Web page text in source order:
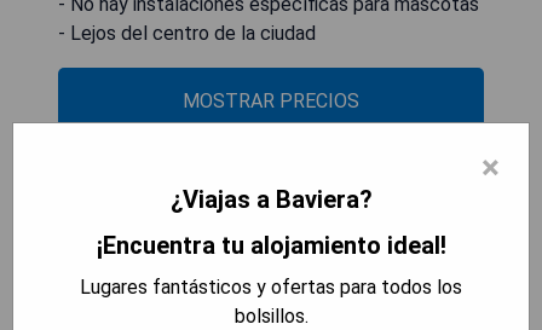
- Lejos del centro de la ciudad
MOSTRAR PRECIOS
Kempinski Hotel Berchtesgaden
×
¿Viajas a Baviera?
¡Encuentra tu alojamiento ideal!
Lugares fantásticos y ofertas para todos los
bolsillos.